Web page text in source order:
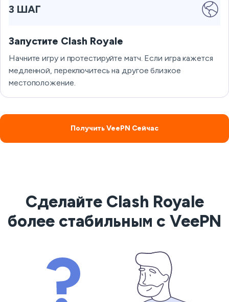
3 ШАГ
Запустите Clash Royale
Начните игру и протестируйте матч. Если игра кажется
медленной, переключитесь на другое близкое
местоположение.
Получить VeePN Сейчас
Сделайте Clash Royale
более стабильным с VeePN